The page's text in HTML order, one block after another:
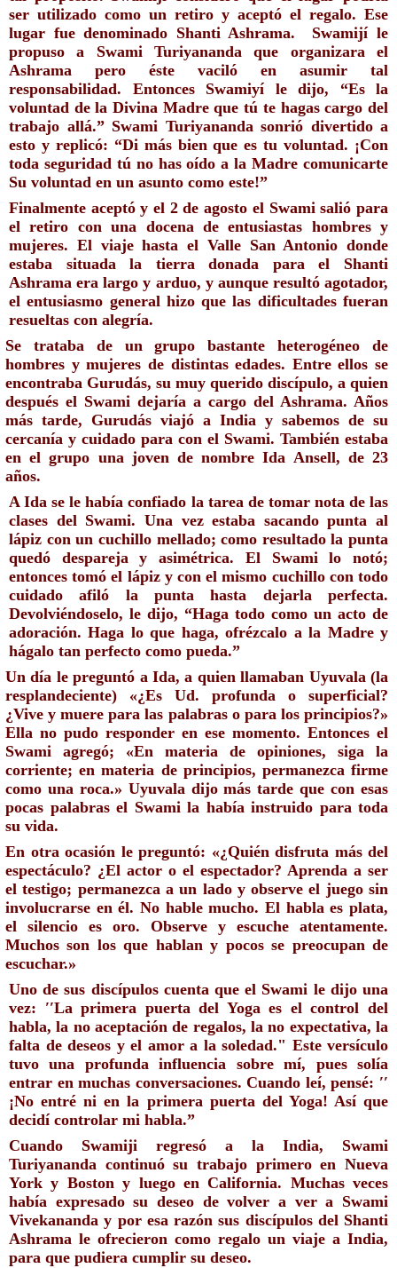
ser utilizado como un retiro y aceptó el regalo. Ese
lugar fue denominado Shanti Ashrama.  Swamijí le
propuso a Swami Turiyananda que organizara el
Ashrama pero éste vaciló en asumir tal
responsabilidad. Entonces Swamiyí le dijo, “Es la
voluntad de la Divina Madre que tú te hagas cargo del
trabajo allá.” Swami Turiyananda sonrió divertido a
esto y replicó: “Di más bien que es tu voluntad. ¡Con
toda seguridad tú no has oído a la Madre comunicarte
Su voluntad en un asunto como este!”
Finalmente aceptó y el 2 de agosto el Swami salió para
el retiro con una docena de entusiastas hombres y
mujeres. El viaje hasta el Valle San Antonio donde
estaba situada la tierra donada para el Shanti
Ashrama era largo y arduo, y aunque resultó agotador,
el entusiasmo general hizo que las dificultades fueran
resueltas con alegría.
Se trataba de un grupo bastante heterogéneo de
hombres y mujeres de distintas edades. Entre ellos se
encontraba Gurudás, su muy querido discípulo, a quien
después el Swami dejaría a cargo del Ashrama. Años
más tarde, Gurudás viajó a India y sabemos de su
cercanía y cuidado para con el Swami. También estaba
en el grupo una joven de nombre Ida Ansell, de 23
años.
A Ida se le había confiado la tarea de tomar nota de las
clases del Swami. Una vez estaba sacando punta al
lápiz con un cuchillo mellado; como resultado la punta
quedó despareja y asimétrica. El Swami lo notó;
entonces tomó el lápiz y con el mismo cuchillo con todo
cuidado afiló la punta hasta dejarla perfecta.
Devolviéndoselo, le dijo, “Haga todo como un acto de
adoración. Haga lo que haga, ofrézcalo a la Madre y
hágalo tan perfecto como pueda.”
Un día le preguntó a Ida, a quien llamaban Uyuvala (la
resplandeciente) «¿Es Ud. profunda o superficial?
¿Vive y muere para las palabras o para los principios?»
Ella no pudo responder en ese momento. Entonces el
Swami agregó; «En materia de opiniones, siga la
corriente; en materia de principios, permanezca firme
como una roca.» Uyuvala dijo más tarde que con esas
pocas palabras el Swami la había instruido para toda
su vida.
En otra ocasión le preguntó: «¿Quién disfruta más del
espectáculo? ¿El actor o el espectador? Aprenda a ser
el testigo; permanezca a un lado y observe el juego sin
involucrarse en él. No hable mucho. El habla es plata,
el silencio es oro. Observe y escuche atentamente.
Muchos son los que hablan y pocos se preocupan de
escuchar.»
Uno de sus discípulos cuenta que el Swami le dijo una
vez: ′′La primera puerta del Yoga es el control del
habla, la no aceptación de regalos, la no expectativa, la
falta de deseos y el amor a la soledad." Este versículo
tuvo una profunda influencia sobre mí, pues solía
entrar en muchas conversaciones. Cuando leí, pensé: ′′
¡No entré ni en la primera puerta del Yoga! Así que
decidí controlar mi habla.”
Cuando Swamiji regresó a la India, Swami
Turiyananda continuó su trabajo primero en Nueva
York y Boston y luego en California. Muchas veces
había expresado su deseo de volver a ver a Swami
Vivekananda y por esa razón sus discípulos del Shanti
Ashrama le ofrecieron como regalo un viaje a India,
para que pudiera cumplir su deseo.